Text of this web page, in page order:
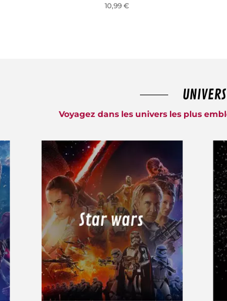
10,99 €
UNIVERS
Voyagez dans les univers les plus